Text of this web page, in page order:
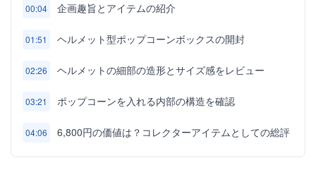
00:04 企画趣旨とアイテムの紹介
01:51 ヘルメット型ポップコーンボックスの開封
02:26 ヘルメットの細部の造形とサイズ感をレビュー
03:21 ポップコーンを入れる内部の構造を確認
04:06 6,800円の価値は？コレクターアイテムとしての総評